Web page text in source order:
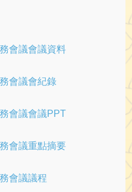
會議會議資料
會議會紀錄
會議會議PPT
會議重點摘要
會議議程